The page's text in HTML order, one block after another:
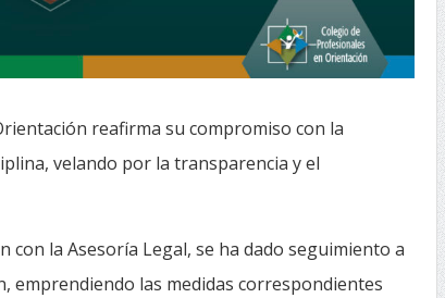
reafirma su compromiso con la
velando por la transparencia y el
con la Asesoría Legal, se ha dado seguimiento a
emprendiendo las medidas correspondientes